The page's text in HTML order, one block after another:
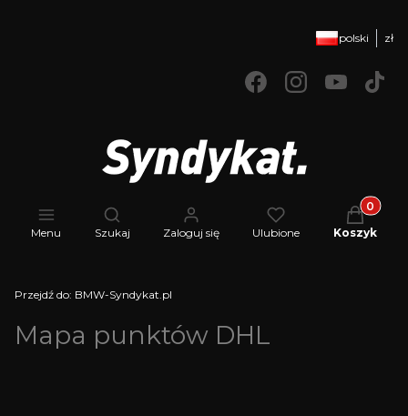
polski zł
Menu
Otwórz wyszukiwarkę
Szukaj Zaloguj się Ulubione
Produkty
Koszyk
Przejdź do: BMW-Syndykat.pl
Mapa punktów DHL